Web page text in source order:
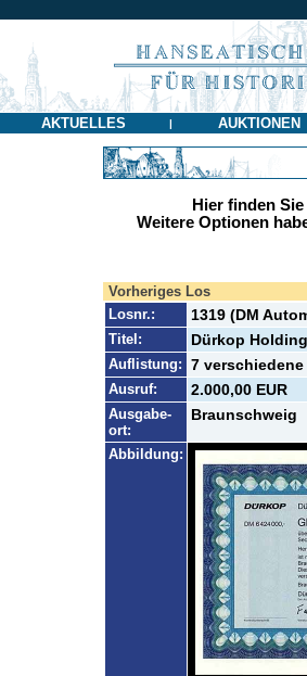
AKTUELLES | AUKTIONEN
Hier finden
Weitere Optionen
Vorheriges Los
Losnr.:
1319 (DM
Titel: Dürkop
Auflistung: 7
Ausruf: 2.000,00 EUR
Ausgabe-
ort:
Braunschweig
Abbildung: